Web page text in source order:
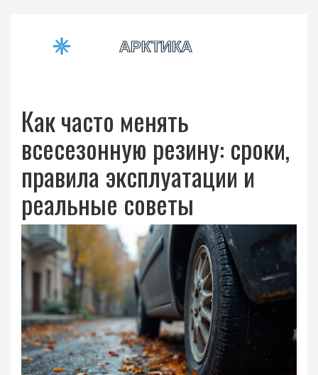
Как часто менять
всесезонную резину: сроки,
правила эксплуатации и
реальные советы